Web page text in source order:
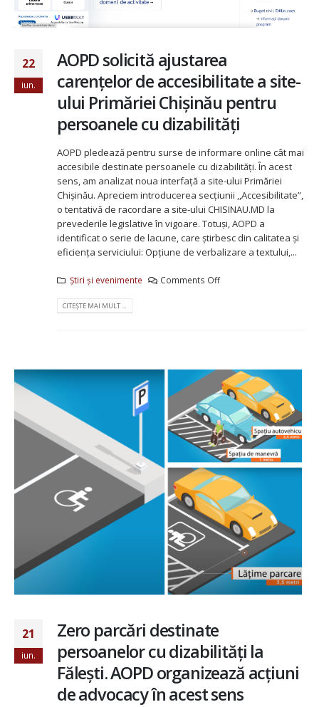
22
iun.
AOPD solicită ajustarea
carențelor de accesibilitate a site-
ului Primăriei Chișinău pentru
persoanele cu dizabilități
AOPD pledează pentru surse de informare online cât mai
accesibile destinate persoanele cu dizabilități. În acest
sens, am analizat noua interfață a site-ului Primăriei
Chișinău. Apreciem introducerea secțiunii ,,Accesibilitate”,
o tentativă de racordare a site-ului CHISINAU.MD la
prevederile legislative în vigoare. Totuși, AOPD a
identificat o serie de lacune, care știrbesc din calitatea și
eficiența serviciului: Opțiune de verbalizare a textului,...
Știri și evenimente Comments Off
CITEȘTE MAI MULT ...
21
iun.
Zero parcări destinate
persoanelor cu dizabilități la
Fălești. AOPD organizează acțiuni
de advocacy în acest sens